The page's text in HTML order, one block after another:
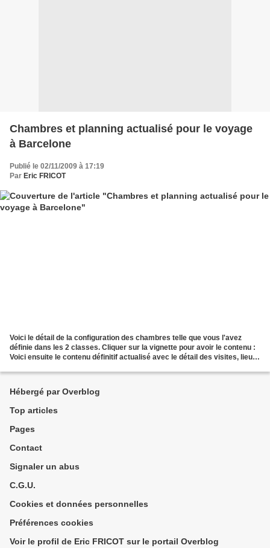
Chambres et planning actualisé pour le voyage
à Barcelone
Publié le 02/11/2009 à 17:19
Par Eric FRICOT
Voici le détail de la configuration des chambres telle que vous l'avez
définie dans les 2 classes. Cliquer sur la vignette pour avoir le contenu :
Voici ensuite le contenu définitif actualisé avec le détail des visites, lieux
Hébergé par Overblog
Top articles
Pages
Contact
Signaler un abus
C.G.U.
Cookies et données personnelles
Préférences cookies
Voir le profil de Eric FRICOT sur le portail Overblog